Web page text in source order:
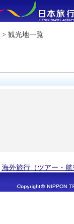
> 観光地一覧
海外旅行（ツアー・航